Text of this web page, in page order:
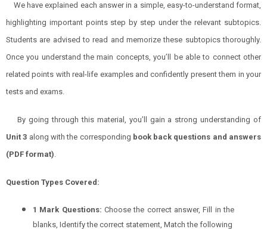
We have explained each answer in a simple, easy-to-understand format,
highlighting important points step by step under the relevant subtopics.
Students are advised to read and memorize these subtopics thoroughly.
Once you understand the main concepts, you’ll be able to connect other
related points with real-life examples and confidently present them in your
tests and exams.
By going through this material, you’ll gain a strong understanding of
Unit 3 along with the corresponding book back questions and answers
(PDF format).
Question Types Covered:
1 Mark Questions: Choose the correct answer, Fill in the
blanks, Identify the correct statement, Match the following